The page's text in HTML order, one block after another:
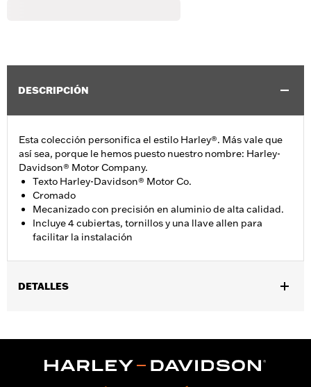
DESCRIPCIÓN
Esta colección personifica el estilo Harley®. Más vale que
así sea, porque le hemos puesto nuestro nombre: Harley-
Davidson® Motor Company.
Texto Harley-Davidson® Motor Co.
Cromado
Mecanizado con precisión en aluminio de alta calidad.
Incluye 4 cubiertas, tornillos y una llave allen para
facilitar la instalación
DETALLES
vinRequerido: false